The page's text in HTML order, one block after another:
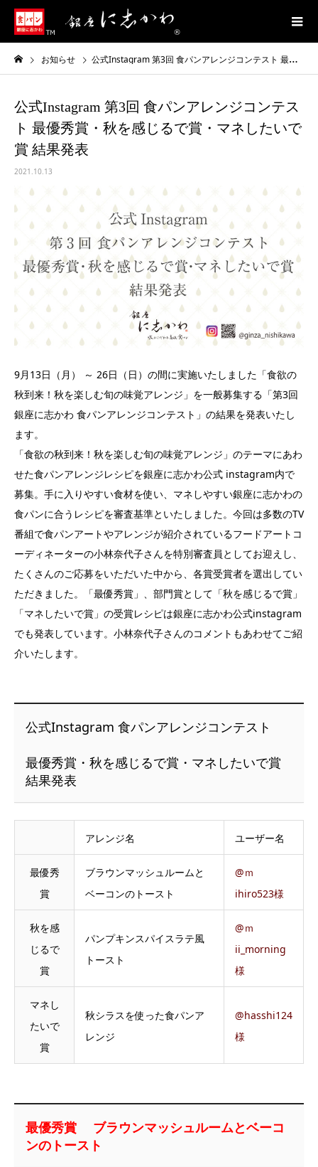
お知らせ 公式Instagram 第3回 食パンアレンジコンテスト 最優秀賞・秋を感じるで賞・マネしたいで賞 結果発表
公式Instagram 第3回 食パンアレンジコンテス
ト 最優秀賞・秋を感じるで賞・マネしたいで
賞 結果発表
2021.10.13
9月13日（月） ～ 26日（日）の間に実施いたしました「食欲の
秋到来！秋を楽しむ旬の味覚アレンジ」を一般募集する「第3回
銀座に志かわ 食パンアレンジコンテスト」の結果を発表いたし
ます。
「食欲の秋到来！秋を楽しむ旬の味覚アレンジ」のテーマにあわ
せた食パンアレンジレシピを銀座に志かわ公式 instagram内で
募集。手に入りやすい食材を使い、マネしやすい銀座に志かわの
食パンに合うレシピを審査基準といたしました。今回は多数のTV
番組で食パンアートやアレンジが紹介されているフードアートコ
ーディネーターの小林奈代子さんを特別審査員としてお迎えし、
たくさんのご応募をいただいた中から、各賞受賞者を選出してい
ただきました。「最優秀賞」、部門賞として「秋を感じるで賞」
「マネしたいで賞」の受賞レシピは銀座に志かわ公式instagram
でも発表しています。小林奈代子さんのコメントもあわせてご紹
介いたします。
公式Instagram 食パンアレンジコンテスト
最優秀賞・秋を感じるで賞・マネしたいで賞
結果発表
アレンジ名 ユーザー名
最優秀
賞
ブラウンマッシュルームと
ベーコンのトースト
@ｍ
ihiro523様
秋を感
じるで
賞
パンプキンスパイスラテ風
トースト
@ｍ
ii_morning
様
マネし
たいで
賞
秋シラスを使った食パンア
レンジ
@hasshi124
様
最優秀賞 ブラウンマッシュルームとベーコ
ンのトースト